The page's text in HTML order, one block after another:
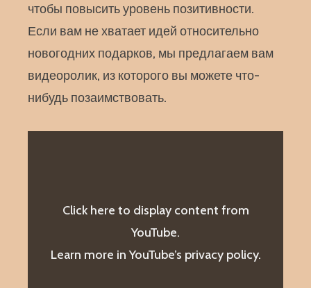
чтобы повысить уровень позитивности.
Если вам не хватает идей относительно
новогодних подарков, мы предлагаем вам
видеоролик, из которого вы можете что-
нибудь позаимствовать.
ECONOMICHEClick here to display content from
YouTube.
Learn more inYouTube’s privacy policy.